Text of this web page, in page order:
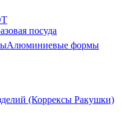
посуда
Алюминиевые формы
(Коррексы Ракушки)